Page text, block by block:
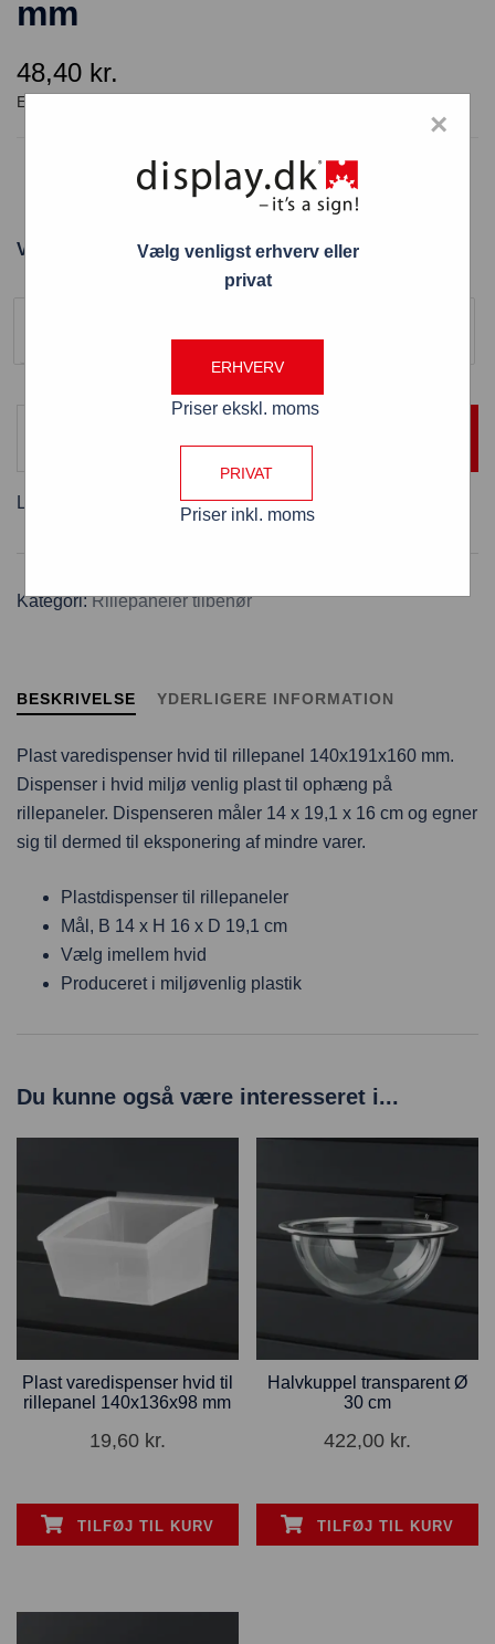
mm
48,40 kr.
Plast varedispenser hvid til rillepanel 140x191x160
Varenummer: VAREDISP14x19x16/HVID
Levering: 5 - 6 hverdage
Kategori:Rillepaneler tilbehør
BESKRIVELSE YDERLIGERE INFORMATION
Plast varedispenser hvid til rillepanel 140x191x160 mm.
Dispenser i hvid miljø venlig plast til ophæng på
rillepaneler. Dispenseren måler 14 x 19,1 x 16 cm og egner
sig til dermed til eksponering af mindre varer.
Plastdispenser til rillepaneler
Mål, B 14 x H 16 x D 19,1 cm
Vælg imellem hvid
Produceret i miljøvenlig plastik
Du kunne også være interesseret i...
Plast varedispenser hvid til
rillepanel 140x136x98 mm
19,60 kr.
TILFØJ TIL KURV
Halvkuppel transparent Ø
30 cm
422,00 kr.
TILFØJ TIL KURV
Vælg venligst erhverv eller
privat
ERHVERV
Priser ekskl. moms
PRIVAT
Priser inkl. moms
×